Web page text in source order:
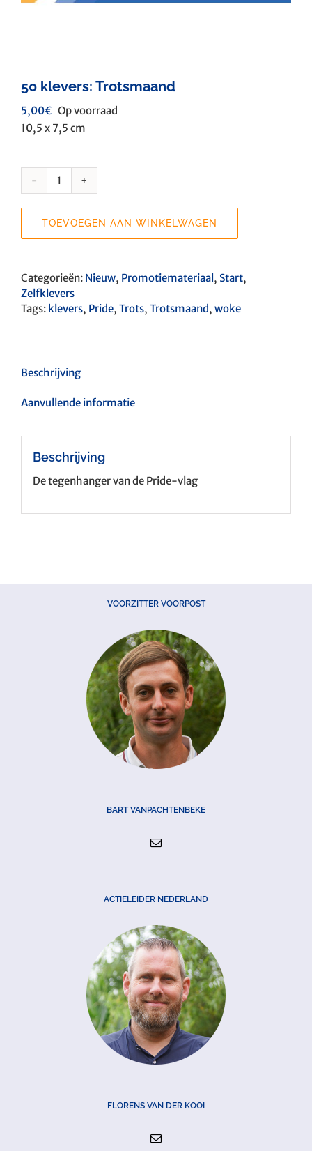
50 klevers: Trotsmaand
5,00€ Op voorraad
10,5 x 7,5 cm
50
Trotsmaand
TOEVOEGEN AAN WINKELWAGEN
Categorieën: Nieuw, Promotiemateriaal, Start,
Zelfklevers
Tags: klevers, Pride, Trots, Trotsmaand, woke
Beschrijving
Aanvullende informatie
Beschrijving
De tegenhanger van de Pride-vlag
VOORZITTER VOORPOST
BART VANPACHTENBEKE
ACTIELEIDER NEDERLAND
FLORENS VAN DER KOOI